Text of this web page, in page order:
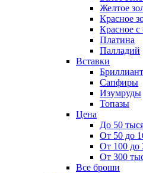
Желтое
Красное
Красное с
Платина
Палладий
Вставки
Сапфиры
Изумруды
Топазы
Цена
До 50
От 50 до
От 100 до
От 300
Все броши